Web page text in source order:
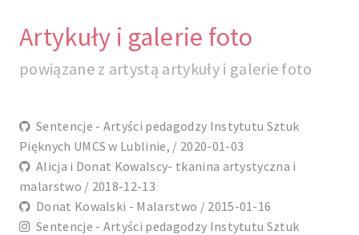
Artykuły i galerie foto
powiązane z artystą artykuły i galerie foto
Sentencje - Artyści pedagodzy Instytutu Sztuk
Pięknych UMCS w Lublinie, / 2020-01-03
Alicja i Donat Kowalscy- tkanina artystyczna i
malarstwo / 2018-12-13
Donat Kowalski - Malarstwo / 2015-01-16
Sentencje - Artyści pedagodzy Instytutu Sztuk